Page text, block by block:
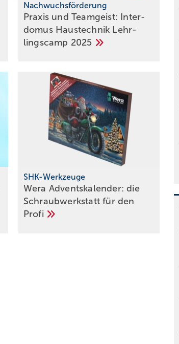
Nachwuchsförderung
Praxis und Teamgeist: In­ter­
do­mus Haus­tech­nik Lehr­
lings­camp 2025
SHK-Werkzeuge
Wera Adventskalender: die
Schraub­werk­statt für den
Pro­fi